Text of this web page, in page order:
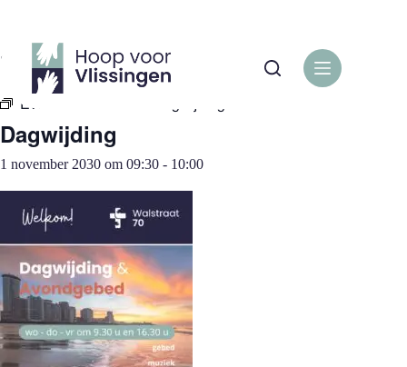
inhoud
« Alle Evenementen
Evenementenreeks:
Dagwijding
1 november 2030 om 09:30 - 10:00